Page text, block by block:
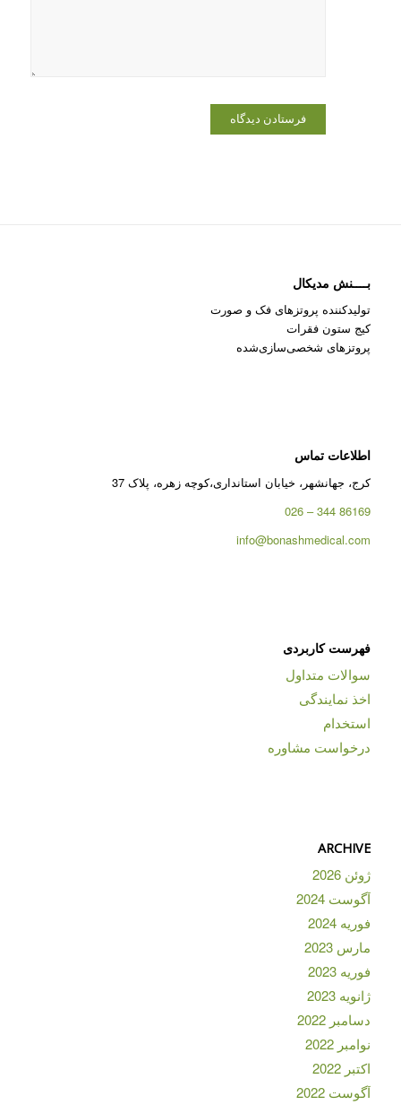
بــــنش مدیکال
تولیدکننده پروتزهای فک و صورت
کیج ستون فقرات
پروتزهای شخصی‌سازی‌شده
اطلاعات تماس
کرج، جهانشهر، خیابان استانداری،کوچه زهره، پلاک 37
86169 344 – 026
info@bonashmedical.com
فهرست کاربردی
سوالات متداول
اخذ نمایندگی
استخدام
درخواست مشاوره
ARCHIVE
ژوئن 2026
آگوست 2024
فوریه 2024
مارس 2023
فوریه 2023
ژانویه 2023
دسامبر 2022
نوامبر 2022
اکتبر 2022
آگوست 2022